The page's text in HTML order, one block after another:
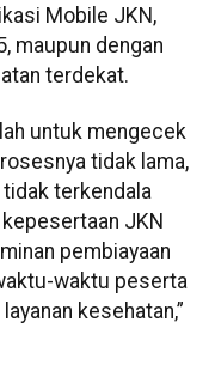
Mobile JKN,
maupun dengan
terdekat.
untuk mengecek
tidak lama,
terkendala
JKN
pembiayaan
waktu peserta
kesehatan,”